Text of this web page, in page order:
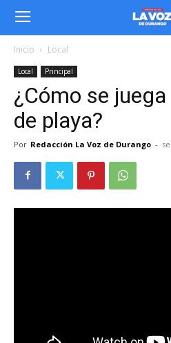
Inicio Local
Local Principal
¿Cómo se
de playa?
Por Redacción La Voz de Durango -